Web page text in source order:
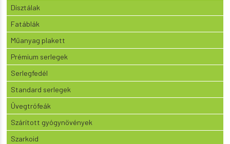
Dísztálak
Fatáblák
Műanyag plakett
Prémium serlegek
Serlegfedél
Standard serlegek
Üvegtrófeák
Szárított gyógynövények
Szarkoid